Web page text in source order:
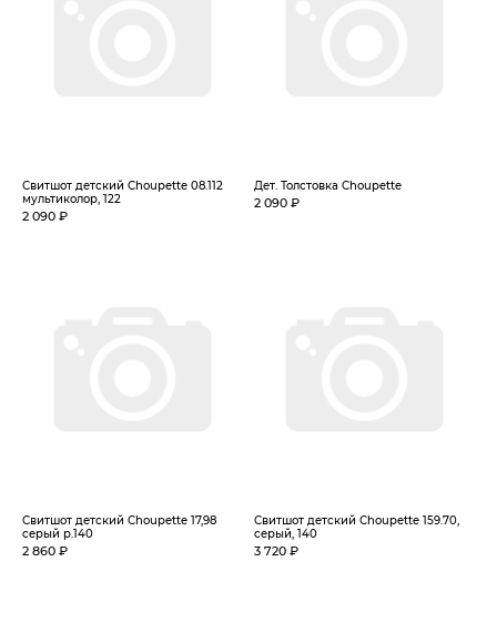
Свитшот детский Choupette 08.112
мультиколор, 122
2 090 ₽
Дет. Толстовка Choupette
2 090 ₽
Свитшот детский Choupette 17,98
серый р.140
2 860 ₽
Свитшот детский Choupette 159.70,
серый, 140
3 720 ₽